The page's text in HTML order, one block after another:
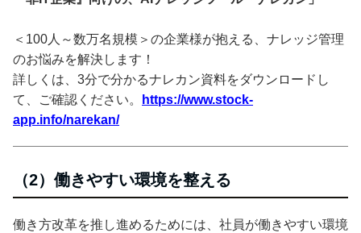
＜100人～数万名規模＞の企業様が抱える、ナレッジ管理
のお悩みを解決します！
詳しくは、3分で分かるナレカン資料をダウンロードし
て、ご確認ください。
https://www.stock-
app.info/narekan/
（2）働きやすい環境を整える
働き方改革を推し進めるためには、社員が働きやすい環境